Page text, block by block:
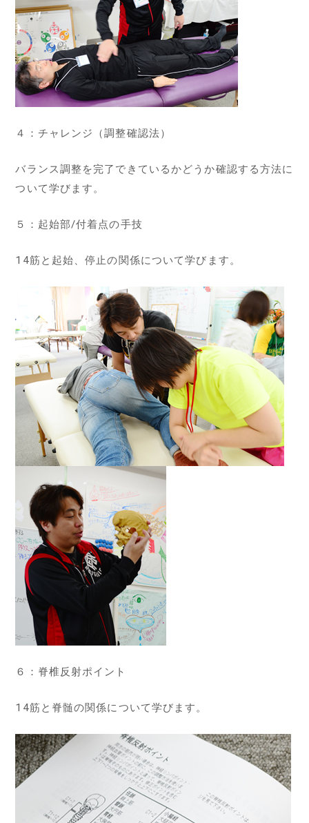
４：チャレンジ（調整確認法）
バランス調整を完了できているかどうか確認する方法に
ついて学びます。
５：起始部/付着点の手技
14筋と起始、停止の関係について学びます。
６：脊椎反射ポイント
14筋と脊髄の関係について学びます。